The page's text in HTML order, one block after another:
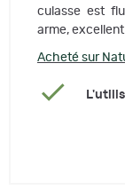
culasse est
arme,
Acheté sur